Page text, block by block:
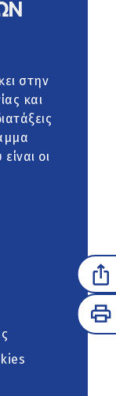
στην
και
οι